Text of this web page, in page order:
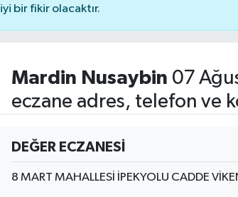
iyi bir fikir olacaktır.
Mardin Nusaybin 07
eczane adres, telefon ve
DEĞER ECZANESİ
8 MART MAHALLESİ İPEKYOLU CADDE